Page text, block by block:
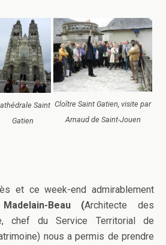
Saint
Gatien
Cloître Saint Gatien, visite par
Arnaud de Saint-Jouen
et ce week-end admirablement
Beau (Architecte des
chef du Service Territorial de
nous a permis de prendre